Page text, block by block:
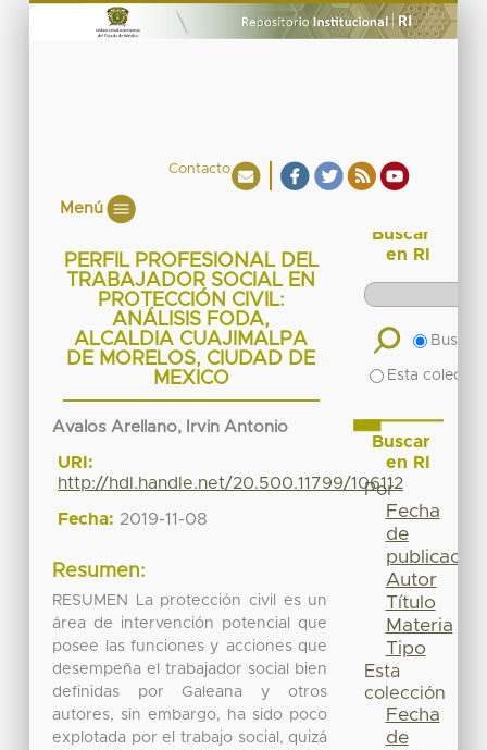
Contacto
Menú
PERFIL PROFESIONAL DEL
TRABAJADOR SOCIAL EN
PROTECCIÓN CIVIL:
ANÁLISIS FODA,
ALCALDIA CUAJIMALPA
DE MORELOS, CIUDAD DE
MEXICO
Avalos Arellano, Irvin Antonio
URI:
http://hdl.handle.net/20.500.11799/106112
Fecha: 2019-11-08
Resumen:
RESUMEN La protección civil es un
área de intervención potencial que
posee las funciones y acciones que
desempeña el trabajador social bien
definidas por Galeana y otros
autores, sin embargo, ha sido poco
explotada por el trabajo social, quizá
Buscar
en RI
Buscar
Esta
Buscar
en RI
Por
Fecha
de
publicación
Autor
Título
Materia
Tipo
Esta
colección
Fecha
de